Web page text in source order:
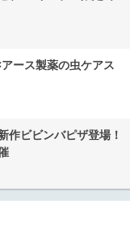
ース製薬の虫ケアス
作ビビンバピザ登場！